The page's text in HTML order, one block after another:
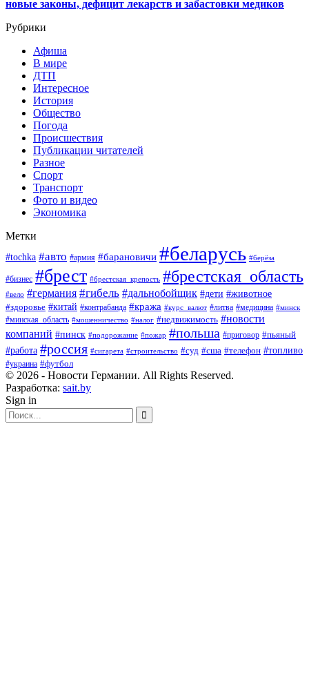
новые законы, дефицит лекарств и забастовки медиков
Рубрики
Афиша
В мире
ДТП
Интересное
История
Общество
Погода
Происшествия
Публикации читателей
Разное
Спорт
Транспорт
Фото и видео
Экономика
Метки
#tochka #авто #армия #барановичи #беларусь #берёза
#бизнес #брест #брестская_крепость #брестская_область
#вело #германия #гибель #дальнобойщик #дети #животное
#здоровье #китай #контрабанда #кража #курс_валют #литва #медицина #минск
#минская_область #мошенничество #налог #недвижимость #новости
компаний #пинск #подорожание #пожар #польша #приговор #пьяный
#работа #россия #сигарета #строительство #суд #сша #телефон #топливо
#украина #футбол
© 2026 - Новости Германии. All Rights Reserved.
Разработка: sait.by
Sign in